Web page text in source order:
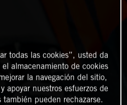
todas las cookies”, usted da
almacenamiento de cookies
la navegación del sitio,
apoyar nuestros esfuerzos de
pueden rechazarse.